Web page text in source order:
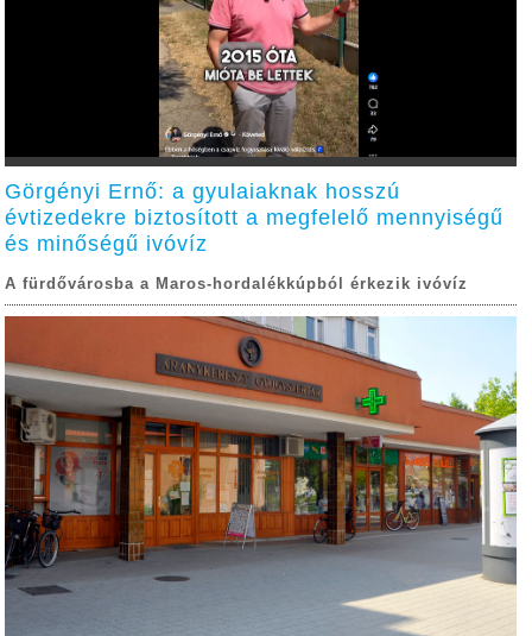
Görgényi Ernő: a gyulaiaknak hosszú
évtizedekre biztosított a megfelelő mennyiségű
és minőségű ivóvíz
A fürdővárosba a Maros-hordalékkúpból érkezik ivóvíz